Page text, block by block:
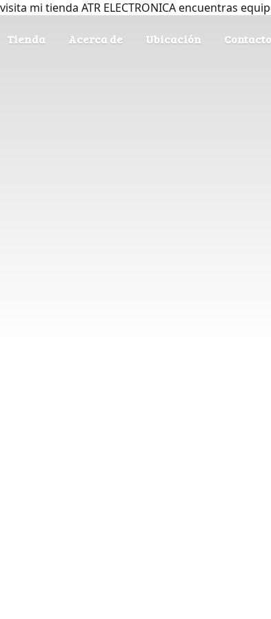
visita mi tienda ATR ELECTRONICA encuentras
Tienda Acerca de Ubicación Contacto